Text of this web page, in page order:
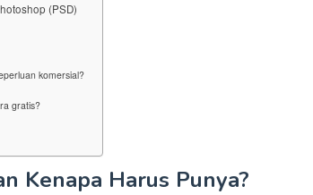
(PSD)
komersial?
gratis?
Kenapa Harus Punya?